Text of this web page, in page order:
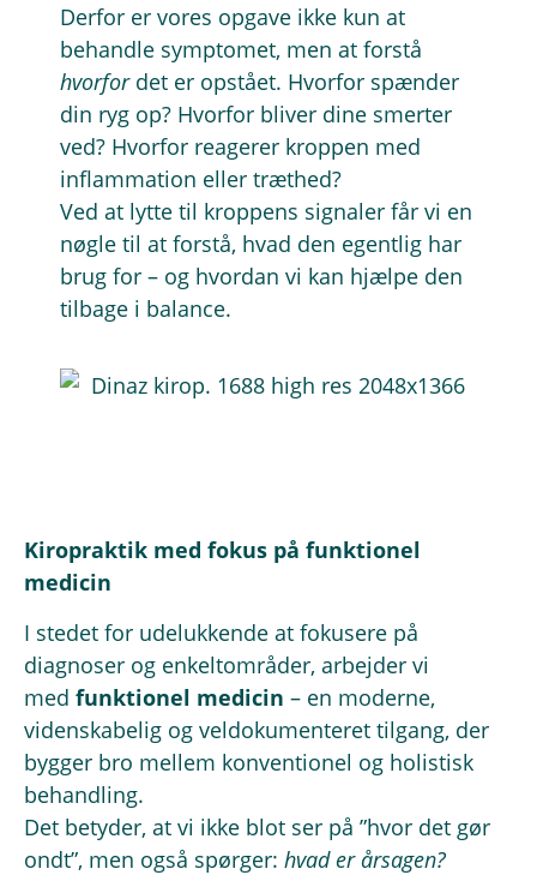
Derfor er vores opgave ikke kun at
behandle symptomet, men at forstå
hvorfordet er opstået. Hvorfor spænder
din ryg op? Hvorfor bliver dine smerter
ved? Hvorfor reagerer kroppen med
inflammation eller træthed?
Ved at lytte til kroppens signaler får vi en
nøgle til at forstå, hvad den egentlig har
brug for – og hvordan vi kan hjælpe den
tilbage i balance.
Kiropraktik med fokus på funktionel
medicin
I stedet for udelukkende at fokusere på
diagnoser og enkeltområder, arbejder vi
med funktionel medicin – en moderne,
videnskabelig og veldokumenteret tilgang, der
bygger bro mellem konventionel og holistisk
behandling.
Det betyder, at vi ikke blot ser på ”hvor det gør
ondt”, men også spørger: hvad er årsagen?